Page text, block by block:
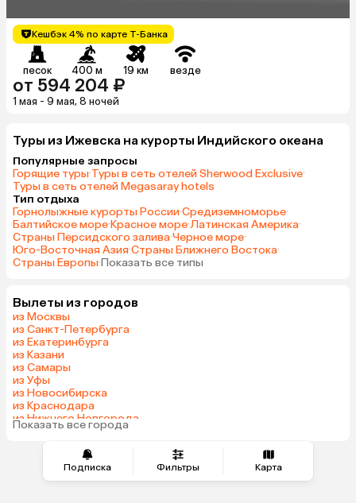
Подписка Фильтры Карта
Кешбэк 4% по карте Т-Банка
песок 400 м 19 км везде
от 594 204 ₽
1 мая - 9 мая, 8 ночей
Туры из Ижевска на курорты Индийского океана
Популярные запросы
Горящие туры·Туры в сеть отелей Sherwood Exclusive·
Туры в сеть отелей Megasaray hotels
Тип отдыха
Горнолыжные курорты России·Средиземноморье·
Балтийское море·Красное море·Латинская Америка·
Страны Персидского залива·Черное море·
Юго-Восточная Азия·Страны Ближнего Востока·
Страны Европы·Показать все типы
Вылеты из городов
из Москвы
из Санкт-Петербурга
из Екатеринбурга
из Казани
из Самары
из Уфы
из Новосибирска
из Краснодара
из Нижнего Новгорода
из Перми
Показать все города